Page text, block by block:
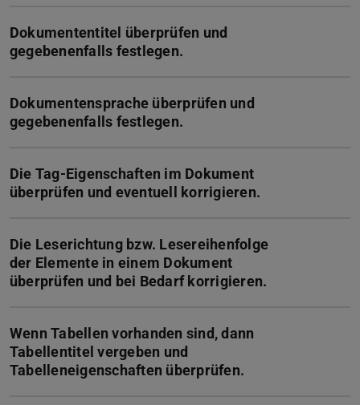
Dokumententitel überprüfen und
gegebenenfalls festlegen.
Dokumentensprache überprüfen und
gegebenenfalls festlegen.
Die Tag-Eigenschaften im Dokument
überprüfen und eventuell korrigieren.
Die Leserichtung bzw. Lesereihenfolge
der Elemente in einem Dokument
überprüfen und bei Bedarf korrigieren.
Wenn Tabellen vorhanden sind, dann
Tabellentitel vergeben und
Tabelleneigenschaften überprüfen.